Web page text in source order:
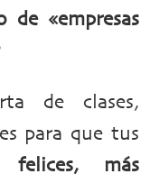
de «empresas
de clases,
para que tus
felices, más